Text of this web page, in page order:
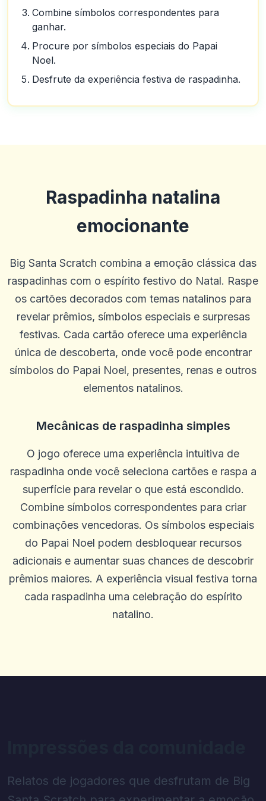
Combine símbolos correspondentes para
ganhar.
Procure por símbolos especiais do Papai
Noel.
Desfrute da experiência festiva de raspadinha.
Raspadinha natalina
emocionante
Big Santa Scratch combina a emoção clássica das
raspadinhas com o espírito festivo do Natal. Raspe
os cartões decorados com temas natalinos para
revelar prêmios, símbolos especiais e surpresas
festivas. Cada cartão oferece uma experiência
única de descoberta, onde você pode encontrar
símbolos do Papai Noel, presentes, renas e outros
elementos natalinos.
Mecânicas de raspadinha simples
O jogo oferece uma experiência intuitiva de
raspadinha onde você seleciona cartões e raspa a
superfície para revelar o que está escondido.
Combine símbolos correspondentes para criar
combinações vencedoras. Os símbolos especiais
do Papai Noel podem desbloquear recursos
adicionais e aumentar suas chances de descobrir
prêmios maiores. A experiência visual festiva torna
cada raspadinha uma celebração do espírito
natalino.
Relatos de jogadores que desfrutam de Big